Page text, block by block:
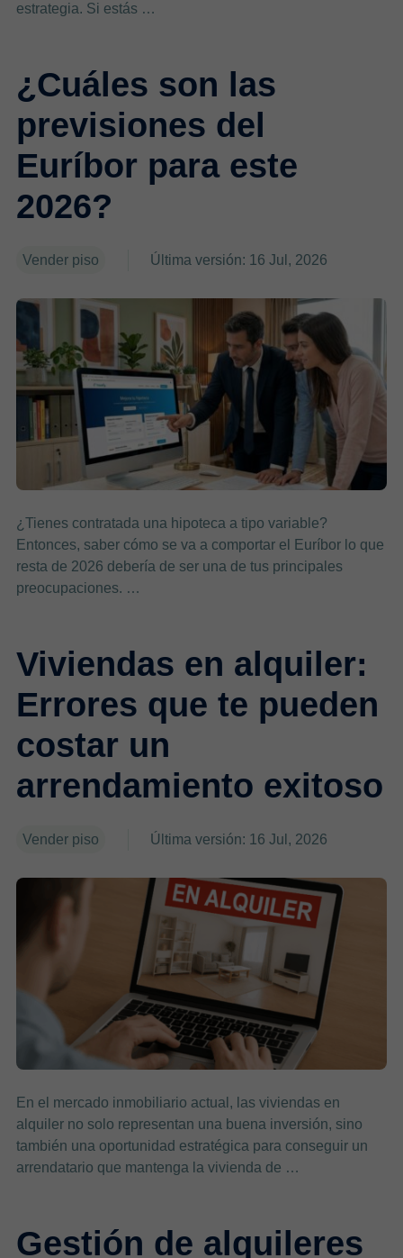
estrategia. Si estás …
¿Cuáles son las
previsiones del
Euríbor para este
2026?
Vender piso Última versión: 16 Jul, 2026
¿Tienes contratada una hipoteca a tipo variable?
Entonces, saber cómo se va a comportar el Euríbor lo que
resta de 2026 debería de ser una de tus principales
preocupaciones. …
Viviendas en alquiler:
Errores que te pueden
costar un
arrendamiento exitoso
Vender piso Última versión: 16 Jul, 2026
En el mercado inmobiliario actual, las viviendas en
alquiler no solo representan una buena inversión, sino
también una oportunidad estratégica para conseguir un
arrendatario que mantenga la vivienda de …
Gestión de alquileres